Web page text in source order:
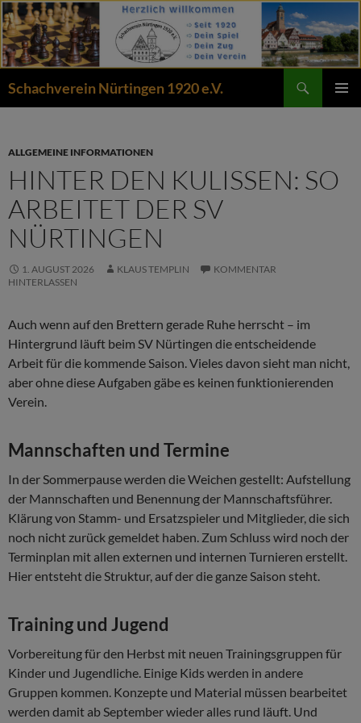
Zum
Inhalt
springen
Schachverein Nürtingen 1920 e.V.
ALLGEMEINE INFORMATIONEN
HINTER DEN KULISSEN: SO
ARBEITET DER SV
NÜRTINGEN
1. AUGUST 2026 KLAUS TEMPLIN
KOMMENTAR
HINTERLASSEN
Auch wenn auf den Brettern gerade Ruhe herrscht – im
Hintergrund läuft beim SV Nürtingen die entscheidende
Arbeit für die kommende Saison. Vieles davon sieht man nicht,
aber ohne diese Aufgaben gäbe es keinen funktionierenden
Verein.
Mannschaften und Termine
In der Sommerpause werden die Weichen gestellt: Aufstellung
der Mannschaften und Benennung der Mannschaftsführer.
Klärung von Stamm- und Ersatzspieler und Mitglieder, die sich
noch nicht zurück gemeldet haben. Zum Schluss wird noch der
Terminplan mit allen externen und internen Turnieren erstellt.
Hier entsteht die Struktur, auf der die ganze Saison steht.
Training und Jugend
Vorbereitung für den Herbst mit neuen Trainingsgruppen für
Kinder und Jugendliche. Einige Kids werden in andere
Gruppen kommen. Konzepte und Material müssen bearbeitet
werden damit ab September wieder alles rund läuft. Und